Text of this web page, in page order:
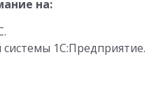
на:
1С:Предприятие.